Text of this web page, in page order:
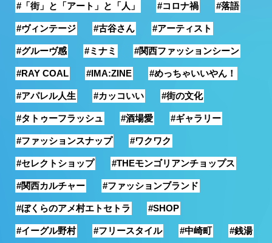
#「街」と「アート」と「人」 #コロナ禍 #落語
#ヴィンテージ #古谷さん #アーティスト
#グルーヴ感 #ミナミ #関西ファッションシーン
#RAY COAL #IMA:ZINE #めっちゃいいやん！
#アパレル人生 #カッコいい #街の文化
#タトゥーフラッシュ #酒場愛 #ギャラリー
#ファッションスナップ #ワクワク
#セレクトショップ #THEモンゴリアンチョップス
#関西カルチャー #ファッションブランド
#ぼくらのアメ村エトセトラ #SHOP
#イーグル野村 #フリースタイル #中崎町 #銭湯